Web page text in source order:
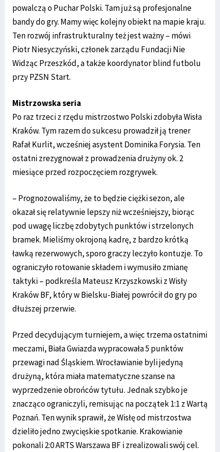
powalczą o Puchar Polski. Tam już są profesjonalne
bandy do gry. Mamy więc kolejny obiekt na mapie kraju.
Ten rozwój infrastrukturalny też jest ważny – mówi
Piotr Niesyczyński, członek zarządu Fundacji Nie
Widząc Przeszkód, a także koordynator blind futbolu
przy PZSN Start.
Mistrzowska seria
Po raz trzeci z rzędu mistrzostwo Polski zdobyła Wisła
Kraków. Tym razem do sukcesu prowadził ją trener
Rafał Kurlit, wcześniej asystent Dominika Forysia. Ten
ostatni zrezygnował z prowadzenia drużyny ok. 2
miesiące przed rozpoczęciem rozgrywek.
– Prognozowaliśmy, że to będzie ciężki sezon, ale
okazał się relatywnie lepszy niż wcześniejszy, biorąc
pod uwagę liczbę zdobytych punktów i strzelonych
bramek. Mieliśmy okrojoną kadrę, z bardzo krótką
ławką rezerwowych, sporo graczy leczyło kontuzje. To
ograniczyło rotowanie składem i wymusiło zmianę
taktyki – podkreśla Mateusz Krzyszkowski z Wisły
Kraków BF, który w Bielsku-Białej powrócił do gry po
dłuższej przerwie.
Przed decydującym turniejem, a więc trzema ostatnimi
meczami, Biała Gwiazda wypracowała 5 punktów
przewagi nad Śląskiem. Wrocławianie byli jedyną
drużyną, która miała matematyczne szanse na
wyprzedzenie obrońców tytułu. Jednak szybko je
znacząco ograniczyli, remisując na początek 1:1 z Wartą
Poznań. Ten wynik sprawił, że Wisłę od mistrzostwa
dzieliło jedno zwycięskie spotkanie. Krakowianie
pokonali 2:0 ARTS Warszawa BF i zrealizowali swój cel.